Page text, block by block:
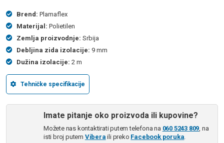
Brend: Plamaflex
Materijal: Polietilen
Zemlja proizvodnje: Srbija
Debljina zida izolacije: 9 mm
Dužina izolacije: 2 m
Tehničke specifikacije
Imate pitanje oko proizvoda ili kupovine?
Možete nas kontaktirati putem telefona na 060 5243 809, na
isti broj putem Vibera ili preko Facebook poruka.